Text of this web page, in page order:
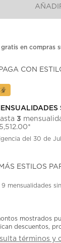
gratis en compras
PAGA CON
3
del 30 de
MÁS ESTILOS
9 mensualidades
mostrados
descuentos,
términos y